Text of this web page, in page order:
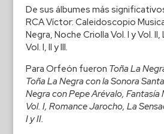
De sus álbumes más
RCA Víctor: Caleidoscopio
Negra, Noche Criolla Vol. I y Vol.
Vol. I, II y III.
Para Orfeón fueron Toña La
Toña La Negra con la Sonora
Negra con Pepe Arévalo, Fantasía
Vol. I, Romance Jarocho, La
I y II.